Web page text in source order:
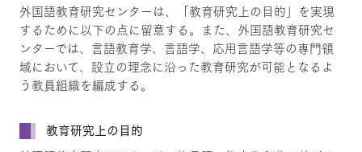
外国語教育研究センターは、「教育研究上の目的」を実現
するために以下の点に留意する。また、外国語教育研究セ
ンターでは、言語教育学、言語学、応用言語学等の専門領
域において、設立の理念に沿った教育研究が可能となるよ
う教員組織を編成する。
教育研究上の目的